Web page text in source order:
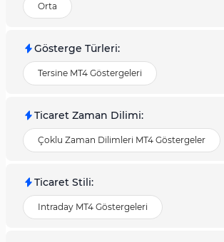
Orta
Gösterge Türleri:
Tersine MT4 Göstergeleri
Ticaret Zaman Dilimi:
Çoklu Zaman Dilimleri MT4 Göstergeler
Ticaret Stili:
Intraday MT4 Göstergeleri